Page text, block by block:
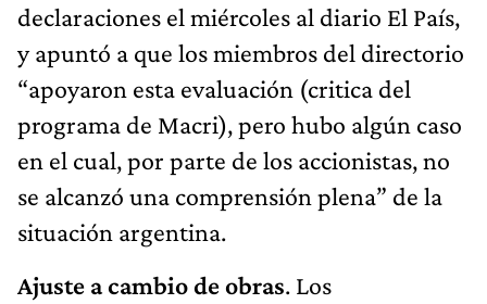
declaraciones el miércoles al diario El País,
y apuntó a que los miembros del directorio
“apoyaron esta evaluación (critica del
programa de Macri), pero hubo algún caso
en el cual, por parte de los accionistas, no
se alcanzó una comprensión plena” de la
situación argentina.
Ajuste a cambio de obras. Los